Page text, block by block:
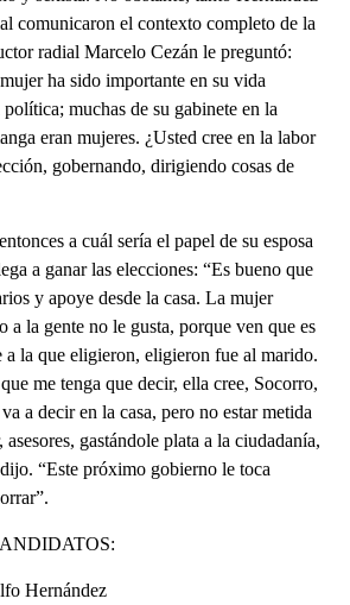
comunicaron el contexto completo de la
radial Marcelo Cezán le preguntó:
ha sido importante en su vida
muchas de su gabinete en la
eran mujeres. ¿Usted cree en la labor
gobernando, dirigiendo cosas de
a cuál sería el papel de su esposa
a ganar las elecciones: “Es bueno que
y apoye desde la casa. La mujer
a la gente no le gusta, porque ven que es
la que eligieron, eligieron fue al marido.
me tenga que decir, ella cree, Socorro,
a decir en la casa, pero no estar metida
gastándole plata a la ciudadanía,
dijo. “Este próximo gobierno le toca
Hernández